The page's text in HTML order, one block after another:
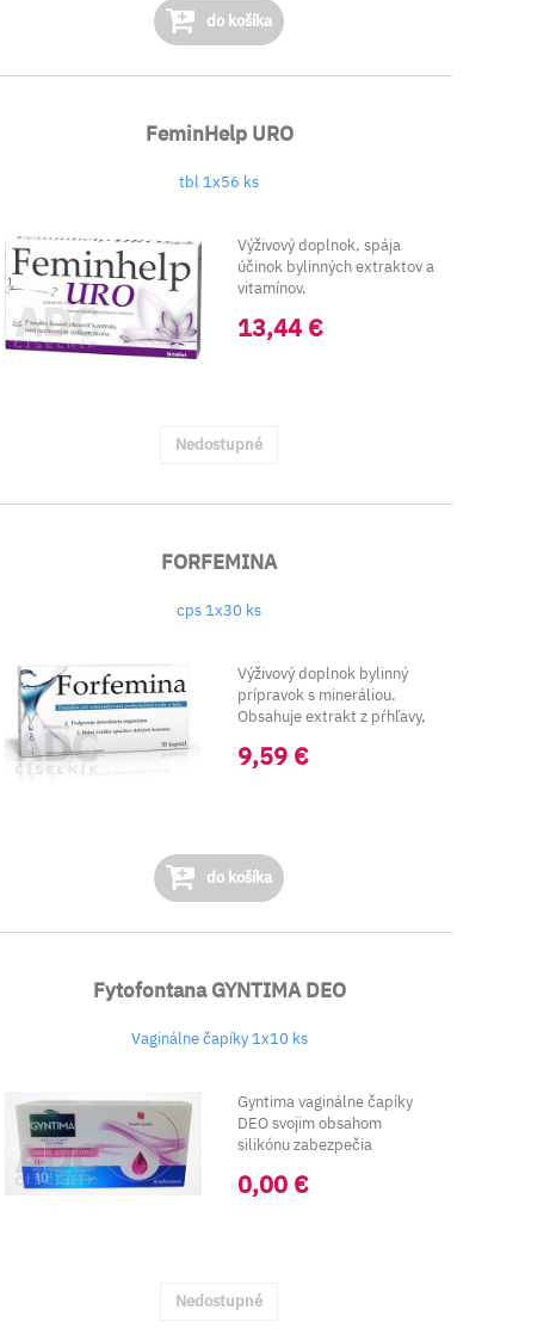
do košíka
FeminHelp URO
tbl 1x56 ks
Výživový doplnok, spája
účinok bylinných extraktov a
vitamínov.
13,44 €
Nedostupné
FORFEMINA
cps 1x30 ks
Výživový doplnok bylinný
prípravok s mineráliou.
Obsahuje extrakt z pŕhľavy,
9,59 €
do košíka
Fytofontana GYNTIMA DEO
Vaginálne čapíky 1x10 ks
Gyntima vaginálne čapíky
DEO svojim obsahom
silikónu zabezpečia
0,00 €
Nedostupné